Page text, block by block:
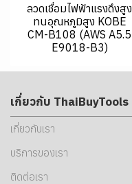
ลวดเชื่อมไฟฟ้าแรงดึงสูง
ทนอุณหภูมิสูง KOBE
CM-B108 (AWS A5.5
E9018-B3)
เกี่ยวกับ ThaiBuyTools
เกี่ยวกับเรา
บริการของเรา
ติดต่อเรา